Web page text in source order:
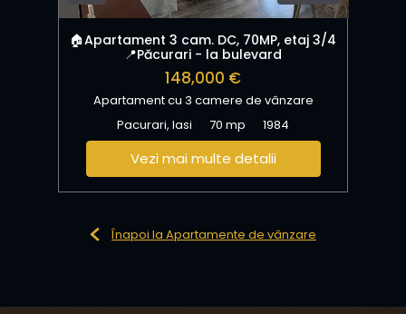
🏠Apartament 3 cam. DC, 70MP, etaj 3/4
📍Păcurari - la bulevard
148,000 €
Apartament cu 3 camere de vânzare
Pacurari, Iasi
70 mp 1984
Vezi mai multe detalii
Înapoi la Apartamente de vânzare